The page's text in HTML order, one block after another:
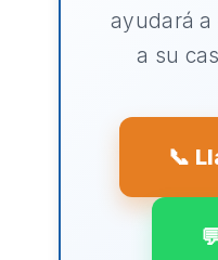
ayudará a
a su
📞